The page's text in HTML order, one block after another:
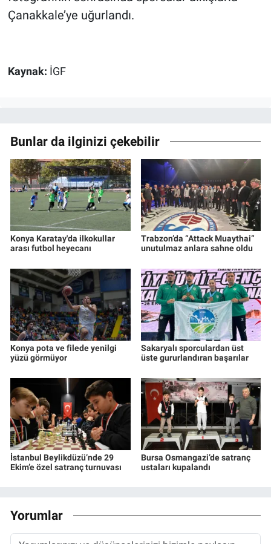
Çanakkale’ye uğurlandı.
Kaynak: İGF
Bunlar da ilginizi çekebilir
Konya Karatay'da ilkokullar
arası futbol heyecanı
Trabzon’da “Attack Muaythai”
unutulmaz anlara sahne oldu
Konya pota ve filede yenilgi
yüzü görmüyor
Sakaryalı sporculardan üst
üste gururlandıran başarılar
İstanbul Beylikdüzü’nde 29
Ekim’e özel satranç turnuvası
Bursa Osmangazi’de satranç
ustaları kupalandı
Yorumlar